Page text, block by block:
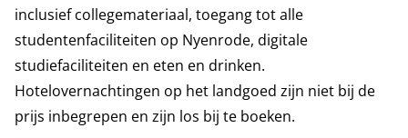
inclusief collegemateriaal, toegang tot alle
studentenfaciliteiten op Nyenrode, digitale
studiefaciliteiten en eten en drinken.
Hotelovernachtingen op het landgoed zijn niet bij de
prijs inbegrepen en zijn los bij te boeken.